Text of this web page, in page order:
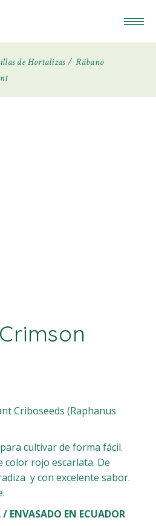
de Hortalizas
Rábano
Criboseeds (Raphanus
cultivar de forma fácil.
color rojo escarlata. De
y con excelente sabor.
/ ENVASADO EN ECUADOR